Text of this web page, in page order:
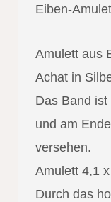
Eiben-
Amulett aus
Achat in
Das Band
und am
versehen.
Amulett 4,1
Durch das